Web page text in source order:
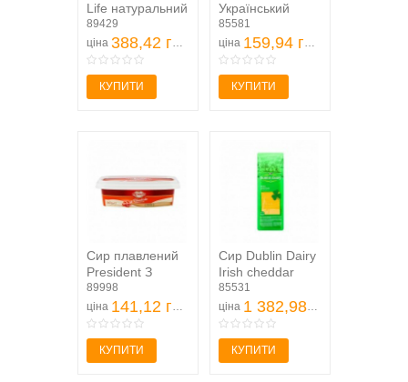
Life натуральний
4х105 г
89429
ціна 388,42 грн
КУПИТИ
Український
традиційний 50%
150г
85581
ціна 159,94 грн
КУПИТИ
Сир плавлений
President З
шинкою 45%
160г
89998
ціна 141,12 грн
КУПИТИ
Сир Dublin Dairy
Irish cheddar
червоний слайси
48% 750г
85531
ціна 1 382,98 грн
КУПИТИ